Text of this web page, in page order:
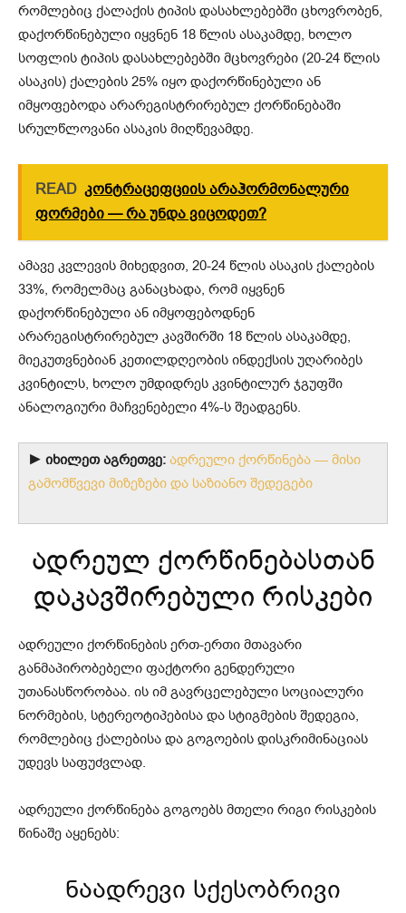
რომლებიც ქალაქის ტიპის დასახლებებში ცხოვრობენ,
დაქორწინებული იყვნენ 18 წლის ასაკამდე, ხოლო
სოფლის ტიპის დასახლებებში მცხოვრები (20-24 წლის
ასაკის) ქალების 25% იყო დაქორწინებული ან
იმყოფებოდა არარეგისტრირებულ ქორწინებაში
სრულწლოვანი ასაკის მიღწევამდე.
READ კონტრაცეფციის არაჰორმონალური
ფორმები — რა უნდა ვიცოდეთ?
ამავე კვლევის მიხედვით, 20-24 წლის ასაკის ქალების
33%, რომელმაც განაცხადა, რომ იყვნენ
დაქორწინებული ან იმყოფებოდნენ
არარეგისტრირებულ კავშირში 18 წლის ასაკამდე,
მიეკუთვნებიან კეთილდღეობის ინდექსის უღარიბეს
კვინტილს, ხოლო უმდიდრეს კვინტილურ ჯგუფში
ანალოგიური მაჩვენებელი 4%-ს შეადგენს.
► იხილეთ აგრეთვე: ადრეული ქორწინება — მისი
გამომწვევი მიზეზები და საზიანო შედეგები
ადრეულ ქორწინებასთან
დაკავშირებული რისკები
ადრეული ქორწინების ერთ-ერთი მთავარი
განმაპირობებელი ფაქტორი გენდერული
უთანასწორობაა. ის იმ გავრცელებული სოციალური
ნორმების, სტერეოტიპებისა და სტიგმების შედეგია,
რომლებიც ქალებისა და გოგოების დისკრიმინაციას
უდევს საფუძვლად.
ადრეული ქორწინება გოგოებს მთელი რიგი რისკების
წინაშე აყენებს:
ნაადრევი სქესობრივი